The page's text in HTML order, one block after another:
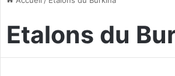
Etalons du